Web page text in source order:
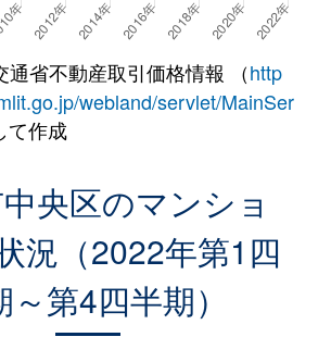
通省不動産取引価格情報 （http
webland/servlet/MainSer
て作成
央区のマンショ
況（2022年第1四
第4四半期）